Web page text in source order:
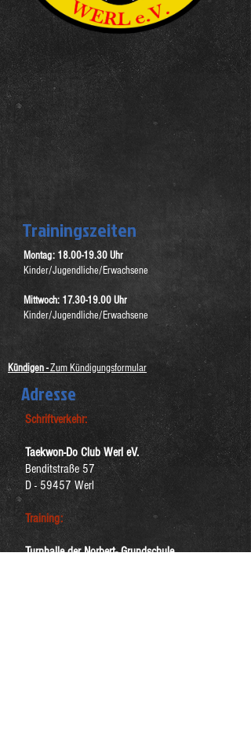
Trainingszeiten
Montag: 18.00-19.30Uhr
Kinder/Jugendliche/Erwachsene
Mittwoch: 17.30-19.00Uhr
Kinder/Jugendliche/Erwachsene
Kündigen -Zum Kündigungsformular
Adresse
Schriftverkehr:
Taekwon-Do Club Werl eV.
Benditstraße 57
D - 59457 Werl
Training:
Turnhalle der Norbert- Grundschule